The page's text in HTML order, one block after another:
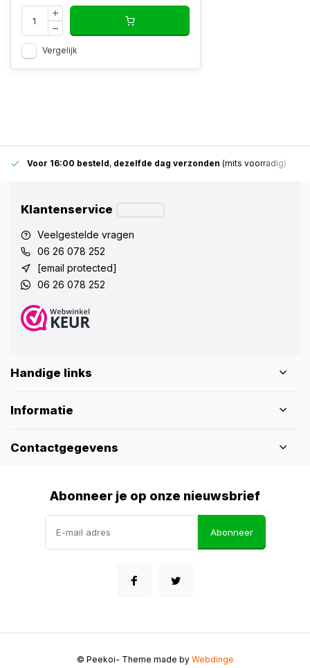
Vergelijk
Voor 16:00 besteld, dezelfde dag verzonden (mits voorradig)
Klantenservice
Veelgestelde vragen
06 26 078 252
[email protected]
06 26 078 252
Handige links
Informatie
Contactgegevens
Abonneer je op onze nieuwsbrief
Abonneer
© Peekoi- Theme made by Webdinge